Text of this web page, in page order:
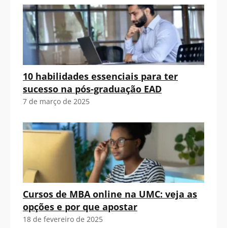
10 habilidades essenciais para ter
sucesso na pós-graduação EAD
7 de março de 2025
Cursos de MBA online na UMC: veja as
opções e por que apostar
18 de fevereiro de 2025